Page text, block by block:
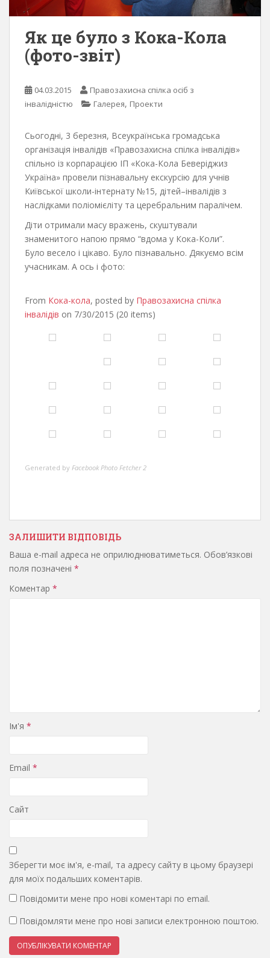
Як це було з Кока-Кола
(фото-звіт)
04.03.2015
Правозахисна спілка осіб з
інвалідністю
Галерея, Проекти
Сьогодні, 3 березня, Всеукраїнська громадська
організація інвалідів «Правозахисна спілка інвалідів»
спільно із корпарацією ІП «Кока-Кола Беверіджиз
Україна» провели пізнавальну екскурсію для учнів
Київської школи-інтернату №15, дітей–інвалідів з
наслідками поліомієліту та церебральним паралічем.
Діти отримали масу вражень, скуштували
знаменитого напою прямо “вдома у Кока-Коли”.
Було весело і цікаво. Було пізнавально. Дякуємо всім
учасникам. А ось і фото:
From Кока-кола, posted by Правозахисна спілка
інвалідів on 7/30/2015 (20 items)
Generated by Facebook Photo Fetcher 2
ЗАЛИШИТИ ВІДПОВІДЬ
Ваша e-mail адреса не оприлюднюватиметься. Обов’язкові
поля позначені *
Коментар *
Ім'я *
Email *
Сайт
Зберегти моє ім'я, e-mail, та адресу сайту в цьому браузері
для моїх подальших коментарів.
Повідомити мене про нові коментарі по email.
Повідомляти мене про нові записи електронною поштою.